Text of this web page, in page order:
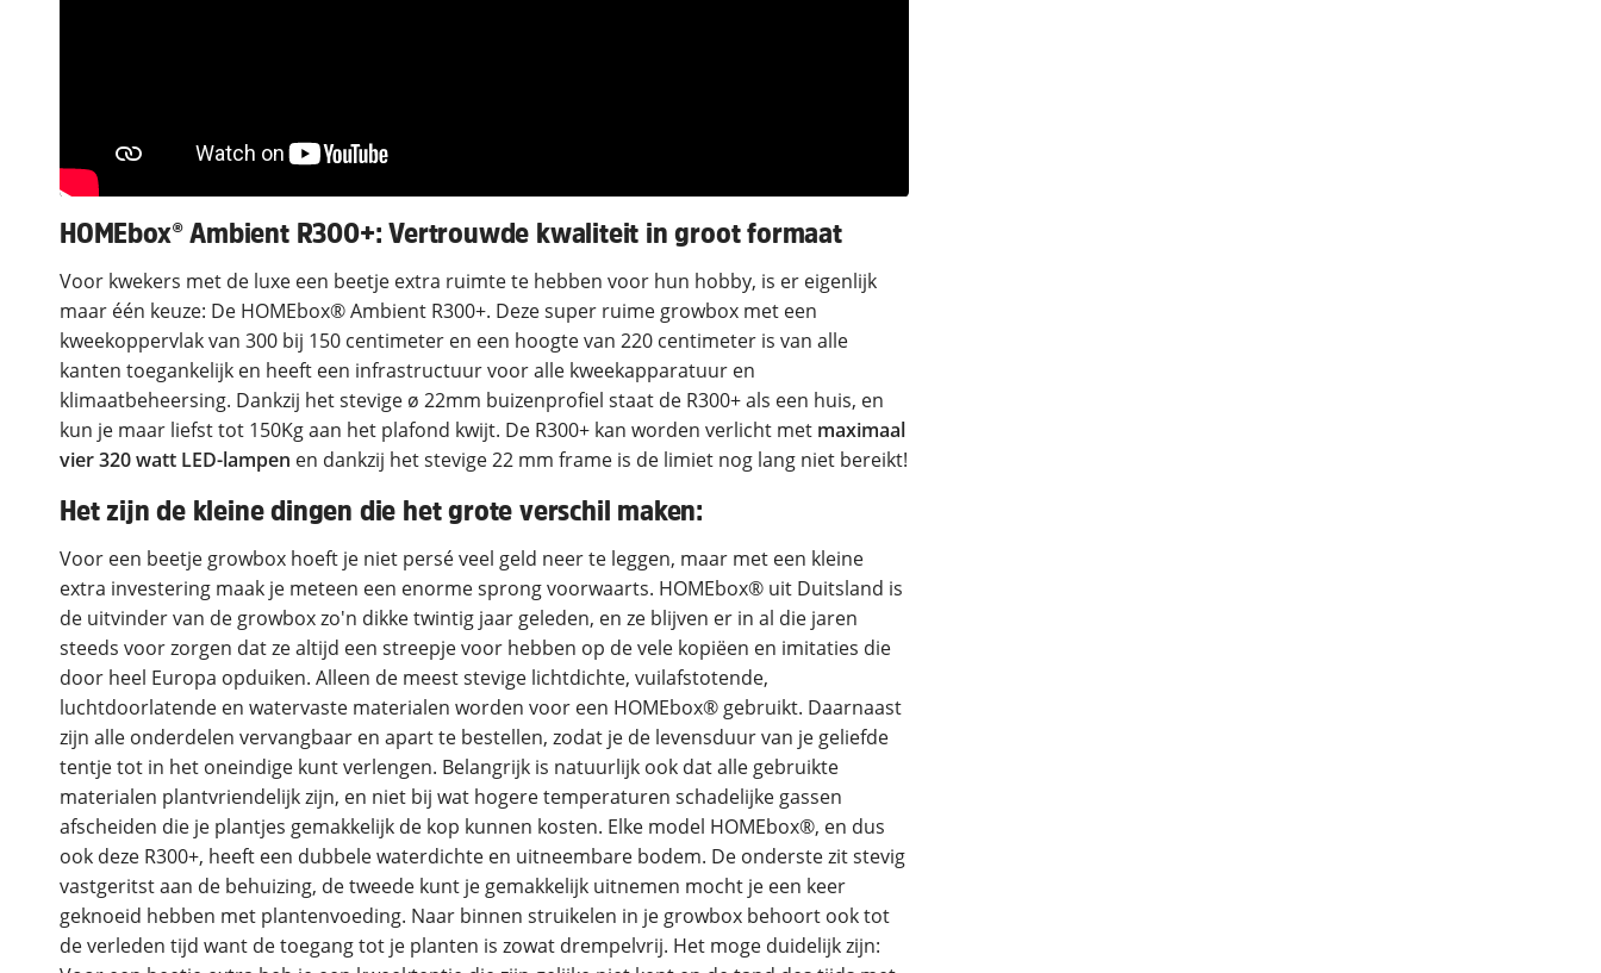
HOMEbox® Ambient R300+: Vertrouwde kwaliteit in groot formaat
Voor kwekers met de luxe een beetje extra ruimte te hebben voor hun hobby, is er eigenlijk
maar één keuze: De HOMEbox® Ambient R300+. Deze super ruime growbox met een
kweekoppervlak van 300 bij 150 centimeter en een hoogte van 220 centimeter is van alle
kanten toegankelijk en heeft een infrastructuur voor alle kweekapparatuur en
klimaatbeheersing. Dankzij het stevige ø 22mm buizenprofiel staat de R300+ als een huis, en
kun je maar liefst tot 150Kg aan het plafond kwijt. De R300+ kan worden verlicht met maximaal
vier 320 watt LED-lampen en dankzij het stevige 22 mm frame is de limiet nog lang niet bereikt!
Het zijn de kleine dingen die het grote verschil maken:
Voor een beetje growbox hoeft je niet persé veel geld neer te leggen, maar met een kleine
extra investering maak je meteen een enorme sprong voorwaarts. HOMEbox® uit Duitsland is
de uitvinder van de growbox zo'n dikke twintig jaar geleden, en ze blijven er in al die jaren
steeds voor zorgen dat ze altijd een streepje voor hebben op de vele kopiëen en imitaties die
door heel Europa opduiken. Alleen de meest stevige lichtdichte, vuilafstotende,
luchtdoorlatende en watervaste materialen worden voor een HOMEbox® gebruikt. Daarnaast
zijn alle onderdelen vervangbaar en apart te bestellen, zodat je de levensduur van je geliefde
tentje tot in het oneindige kunt verlengen. Belangrijk is natuurlijk ook dat alle gebruikte
materialen plantvriendelijk zijn, en niet bij wat hogere temperaturen schadelijke gassen
afscheiden die je plantjes gemakkelijk de kop kunnen kosten. Elke model HOMEbox®, en dus
ook deze R300+, heeft een dubbele waterdichte en uitneembare bodem. De onderste zit stevig
vastgeritst aan de behuizing, de tweede kunt je gemakkelijk uitnemen mocht je een keer
geknoeid hebben met plantenvoeding. Naar binnen struikelen in je growbox behoort ook tot
de verleden tijd want de toegang tot je planten is zowat drempelvrij. Het moge duidelijk zijn: